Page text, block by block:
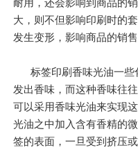
大，则不但影响印刷时的
发生变形，影响商品的销售
标签印刷香味光油一
发出香味，而这种香味往
可以采用香味光油来实现
光油之中加入含有香精的
签的表面，一旦受到挤压